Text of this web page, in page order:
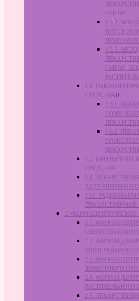
СЫРЬЯ
1.5.2.
1.5.3.
СЫРЬЯ,
1.6.
СРЕДСТВА
1.6.1.
1.6.2.
1.7.
СРЕДСТВА
1.8.
АПТЕЧНОГО
1.11.
ЛЕКАРСТВЕННЫЕ
2. ФАРМАЦЕВТИЧЕСКИЕ
2.1.
2.2.
МИНЕРАЛЬНОГО
2.3.
ЖИВОТНОГО
2.4.
2.5.